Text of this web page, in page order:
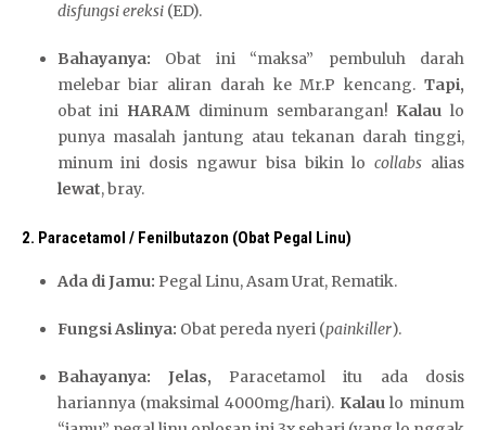
disfungsi ereksi(ED).
Bahayanya: Obat ini “maksa” pembuluh darah
melebar biar aliran darah ke Mr.P kencang. Tapi,
obat ini HARAMdiminum sembarangan! Kalau lo
punya masalah jantung atau tekanan darah tinggi,
minum ini dosis ngawur bisa bikin locollabs alias
lewat, bray.
2. Paracetamol / Fenilbutazon (Obat Pegal Linu)
Ada di Jamu: Pegal Linu, Asam Urat, Rematik.
Fungsi Aslinya: Obat pereda nyeri (painkiller).
Bahayanya: Jelas, Paracetamol itu ada dosis
hariannya (maksimal 4000mg/hari). Kalau lo minum